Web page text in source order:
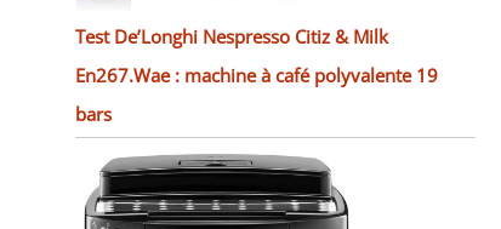
Test De’Longhi Nespresso Citiz & Milk
En267.Wae : machine à café polyvalente 19
bars